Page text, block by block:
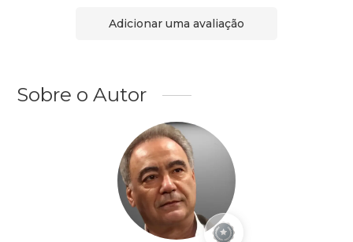
Adicionar uma avaliação
Sobre o Autor